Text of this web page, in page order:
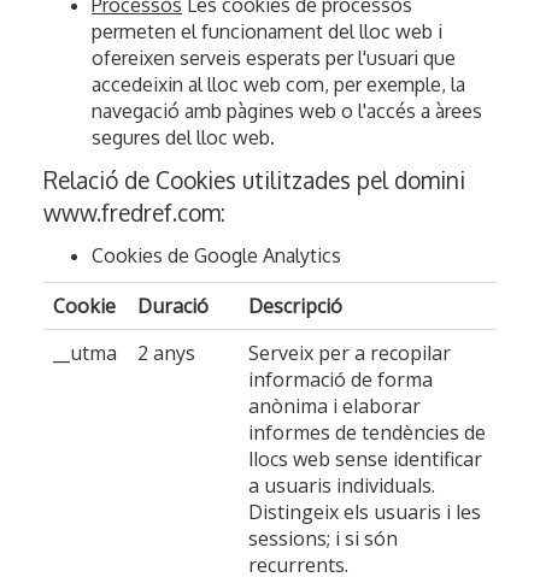
Processos Les cookies de processos
permeten el funcionament del lloc web i
ofereixen serveis esperats per l'usuari que
accedeixin al lloc web com, per exemple, la
navegació amb pàgines web o l'accés a àrees
segures del lloc web.
Relació de Cookies utilitzades pel domini
www.fredref.com:
Cookies de Google Analytics
Cookie Duració
Descripció
__utma
2 anys
Serveix per a recopilar
informació de forma
anònima i elaborar
informes de tendències de
llocs web sense identificar
a usuaris individuals.
Distingeix els usuaris i les
sessions; i si són
recurrents.